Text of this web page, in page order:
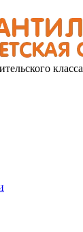
класса